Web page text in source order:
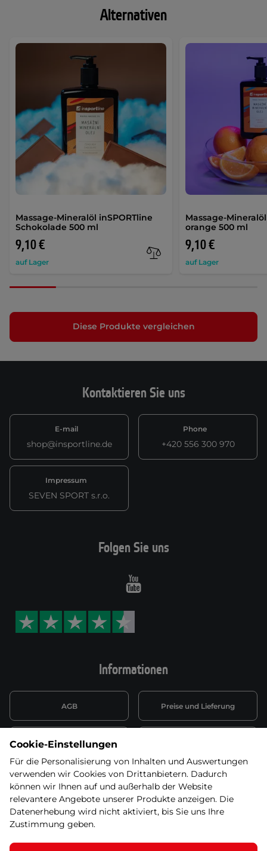
Alternativen
Massage-Mineralöl inSPORTline
Schokolade 500 ml
9,10 €
auf Lager
Massage-
orange 500 ml
9,10 €
auf Lager
Diese Produkte vergleichen
Kontaktieren Sie uns
E-mail
shop@insportline.de
Phone
+420 556 300 970
Impressum
SEVEN SPORT s.r.o.
Informationen
AGB Preise und Lieferung
Datenschutzerklärung
Wiederufsbelehrung mit Link
zum Formular
Batterieentsorgung
Informationen zu Elektro-
und Elektonikgeräten
Widerruf erklären
Folgen Sie uns
Youtube
Cookie-Einstellungen
Für die Personalisierung von Inhalten und Auswertungen
verwenden wir Cookies von Drittanbietern. Dadurch
können wir Ihnen auf und außerhalb der Website
relevantere Angebote unserer Produkte anzeigen. Die
Datenerhebung wird nicht aktiviert, bis Sie uns Ihre
Zustimmung geben.